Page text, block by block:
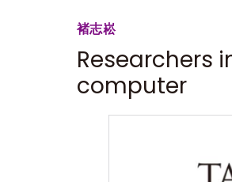
褚志崧
Researchers
computer